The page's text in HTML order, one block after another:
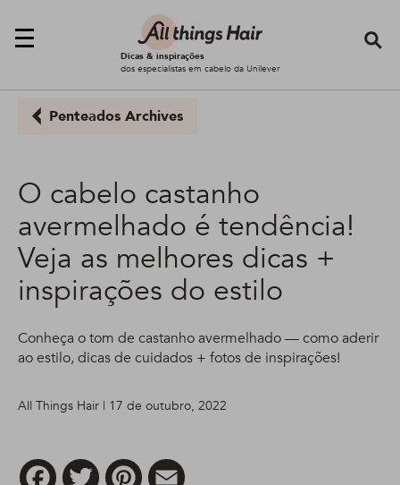
Dicas & inspirações
dos especialistas em cabelo da Unilever
Penteados Archives
O cabelo castanho
avermelhado é tendência!
Veja as melhores dicas +
inspirações do estilo
Conheça o tom de castanho avermelhado — como aderir
ao estilo, dicas de cuidados + fotos de inspirações!
All Things Hair | 17 de outubro, 2022
FacebookTwitter Pinterest